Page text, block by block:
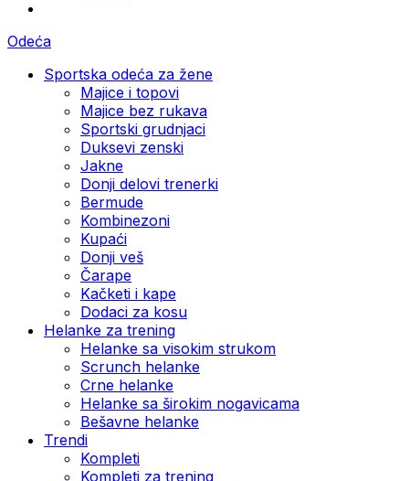
Odeća
Sportska odeća za žene
Majice i topovi
Majice bez rukava
Sportski grudnjaci
Duksevi zenski
Jakne
Donji delovi trenerki
Bermude
Kombinezoni
Kupaći
Donji veš
Čarape
Kačketi i kape
Dodaci za kosu
Helanke za trening
Helanke sa visokim strukom
Scrunch helanke
Crne helanke
Helanke sa širokim nogavicama
Bešavne helanke
Trendi
Kompleti
Kompleti za trening